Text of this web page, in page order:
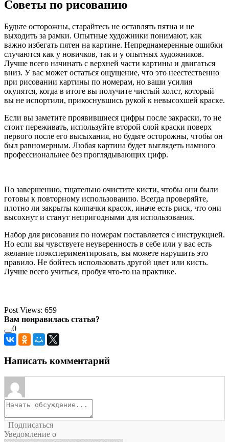
Советы по рисованию
Будьте осторожны, старайтесь не оставлять пятна и не
выходить за рамки. Опытные художники понимают, как
важно избегать пятен на картине. Непреднамеренные ошибки
случаются как у новичков, так и у опытных художников.
Лучше всего начинать с верхней части картины и двигаться
вниз. У вас может остаться ощущение, что это неестественно
при рисовании картины по номерам, но ваши усилия
окупятся, когда в итоге вы получите чистый холст, который
вы не испортили, прикоснувшись рукой к невысохшей краске.
Если вы заметите проявившиеся цифры после закраски, то не
стоит переживать, используйте второй слой краски поверх
первого после его высыхания, но будьте осторожны, чтобы он
был равномерным. Любая картина будет выглядеть намного
профессиональнее без проглядывающих цифр.
По завершению, тщательно очистите кисти, чтобы они были
готовы к повторному использованию. Всегда проверяйте,
плотно ли закрыты колпачки красок, иначе есть риск, что они
высохнут и станут непригодными для использования.
Набор для рисования по номерам поставляется с инструкцией.
Но если вы чувствуете неуверенность в себе или у вас есть
желание поэкспериментировать, вы можете нарушить это
правило. Не бойтесь использовать другой цвет или кисть.
Лучше всего учиться, пробуя что-то на практике.
Post Views: 659
Вам понравилась статья?
0
Написать комментарий
Подписаться
Уведомление о